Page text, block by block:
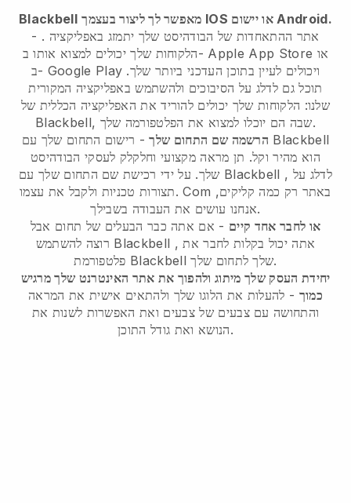
Blackbell
מאפשר לך ליצור בעצמך IOS או יישום Android.
-
אתר ההתאחדות של הבודהיסט שלך יתמזג באפליקציה .
הלקוחות שלך יכולים למצוא אותו ב- Apple App Store או
ב- Google Play ויכולים לעיין בתוכן העדכני ביותר שלך.
תוכל גם לדלג על הסיבוכים ולהשתמש באפליקציה המקורית
שלנו: הלקוחות שלך יכולים להוריד את האפליקציה הכללית של
Blackbell, שבה הם יוכלו למצוא את הפלטפורמה שלך.
הרשמה שם התחום שלך Blackbell
הוא מהיר וקל. תן מראה מקצועי וחלקלק לעסקי הבודהיסט
שלך. Blackbell , לדלג על
תצורות טכניות ולקבל את עצמו. Com באתר רק כמה קליקים,
אנחנו עושים את העבודה בשבילך.
או לחבר אחד קיים - אם אתה כבר הבעלים של תחום אבל
Blackbell , אתה יכול בקלות לחבר את
Blackbell
שלך לתחום שלך.
יחידת העסק שלך מיתוג ולהפוך את אתר האינטרנט שלך מרגיש
כמוך - להעלות את הלוגו שלך ולהתאים אישית את המראה
והתחושה עם צבעים של צבעים ואת האפשרות לשנות את
הנושא ואת גודל התוכן.